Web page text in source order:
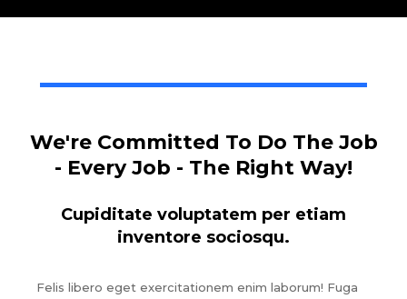
We're Committed To Do The Job
- Every Job - The Right Way!
Cupiditate voluptatem per etiam
inventore sociosqu.
Felis libero eget exercitationem enim laborum! Fuga